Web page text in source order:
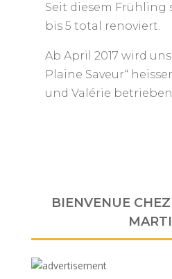
Seit diesem Frühling
bis 5 total renoviert.
Ab April 2017 wird
Plaine Saveur“
und Valérie
BIENVENUE